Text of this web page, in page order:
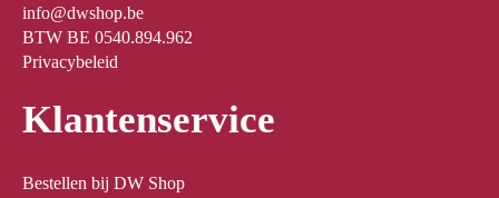
info@dwshop.be
BTW BE 0540.894.962
Privacybeleid
Klantenservice
Bestellen bij DW Shop